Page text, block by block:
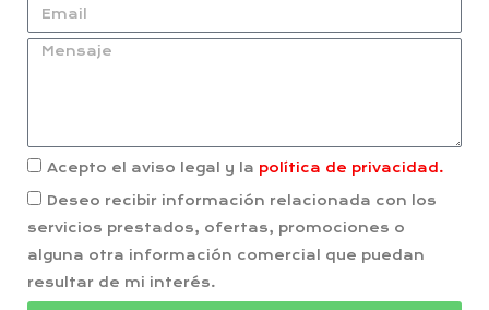
Acepto el aviso legal y la política de privacidad.
Deseo recibir información relacionada con los
servicios prestados, ofertas, promociones o
alguna otra información comercial que puedan
resultar de mi interés.